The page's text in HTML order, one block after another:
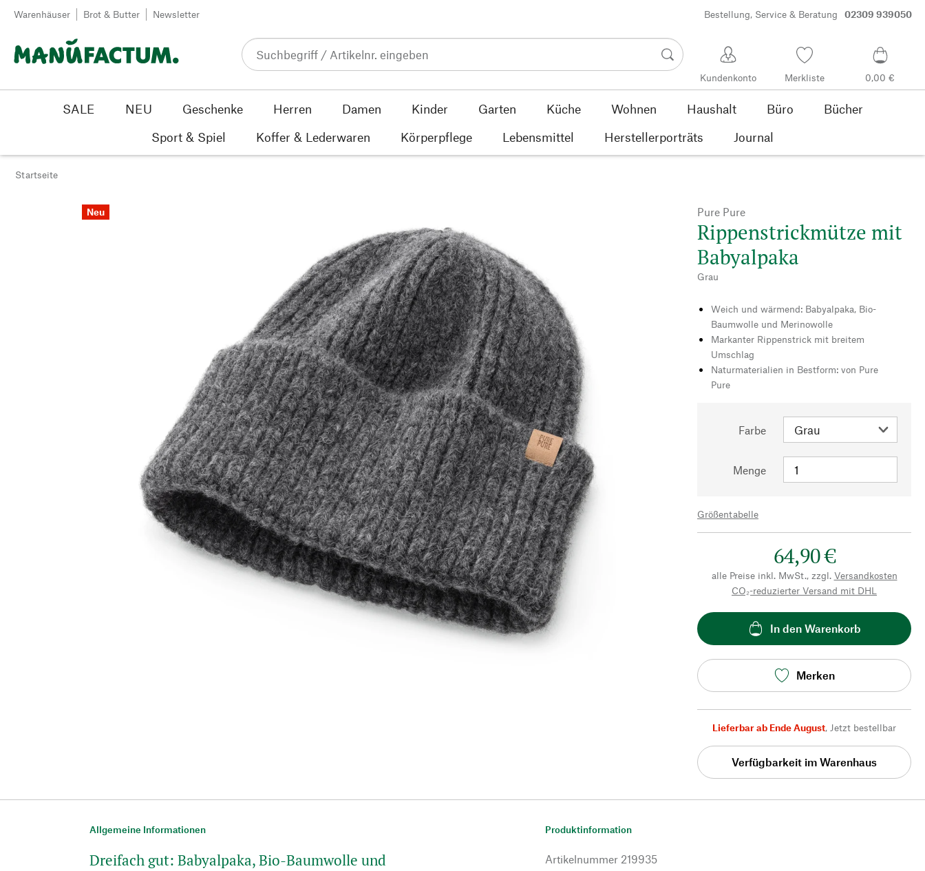
Zum Inhalt springen
Warenhäuser Brot & Butter Newsletter Bestellung, Service & Beratung 02309 939050
Kundenkonto Merkliste 0,00 €
SALE NEU Geschenke Herren Damen Kinder Garten Küche Wohnen Haushalt Büro
Bücher
Sport & Spiel
Koffer & Lederwaren Körperpflege Lebensmittel Herstellerporträts Journal
Startseite
Neu Pure Pure
Rippenstrickmütze mit
Babyalpaka
Grau
Weich und wärmend: Babyalpaka, Bio-
Baumwolle und Merinowolle
Markanter Rippenstrick mit breitem
Umschlag
Naturmaterialien in Bestform: von Pure
Pure
Farbe
Menge
Größentabelle
64,90 €
alle Preise inkl. MwSt., zzgl. Versandkosten
CO₂-reduzierter Versand mit DHL
In den Warenkorb
Merken
Lieferbar ab Ende August, Jetzt bestellbar
Verfügbarkeit im Warenhaus
Allgemeine Informationen
Dreifach gut: Babyalpaka, Bio-Baumwolle und
Produktinformation
Artikelnummer 219935